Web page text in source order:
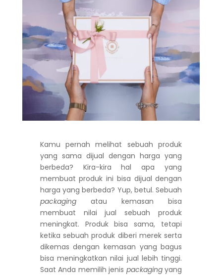
Kamu pernah melihat sebuah produk
yang sama dijual dengan harga yang
berbeda? Kira-kira hal apa yang
membuat produk ini bisa dijual dengan
harga yang berbeda? Yup, betul. Sebuah
packagingatau kemasan bisa
membuat nilai jual sebuah produk
meningkat. Produk bisa sama, tetapi
ketika sebuah produk diberi merek serta
dikemas dengan kemasan yang bagus
bisa meningkatkan nilai jual lebih tinggi.
Saat Anda memilih jenis packagingyang